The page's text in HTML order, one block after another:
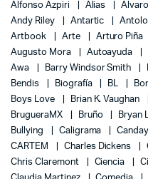
Alfonso Azpiri
Alias
Andy Riley
Antartic
Artbook
Arte Arturo Piña
Augusto Mora
Autoayuda
Awa
Barry Windsor Smith
Bendis
Biografía BL
Boys Love
Brian K. Vaughan
BrugueraMX
Bruño Bryan
Bullying
Caligrama
CARTEM
Charles Dickens
Chris Claremont
Ciencia